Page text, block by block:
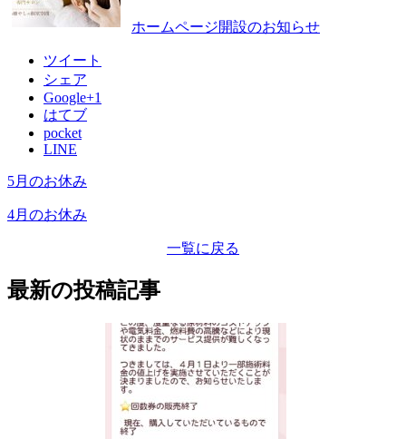
ホームページ開設のお知らせ
ツイート
シェア
Google+1
はてブ
pocket
LINE
5月のお休み
4月のお休み
一覧に戻る
最新の投稿記事